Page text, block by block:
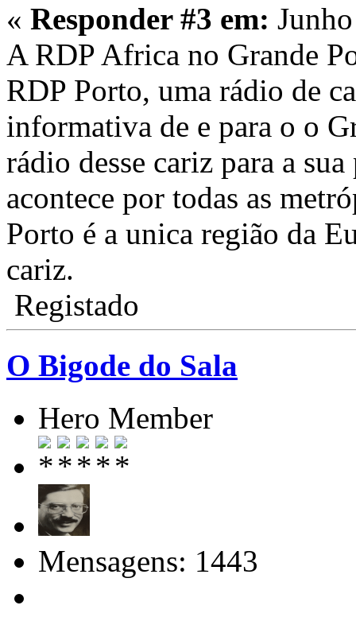
« Responder #3 em:
A RDP Africa no Grande
RDP Porto, uma rádio de
informativa de e para o o
rádio desse cariz para a
acontece por todas as
Porto é a unica região da
cariz.
Registado
O Bigode do Sala
Hero Member
Mensagens: 1443